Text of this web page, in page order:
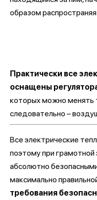
образом
Практически все
оснащены
которых можно менять
следовательно –
Все электрические
поэтому при грамотной
абсолютно
максимально
требования